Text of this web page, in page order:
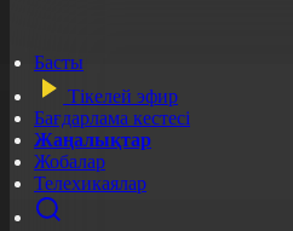
Басты
Тікелей эфир
Бағдарлама кестесі
Жаңалықтар
Жобалар
Телехикаялар